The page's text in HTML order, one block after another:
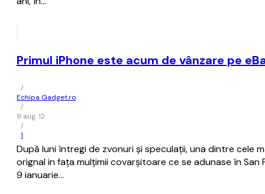
Primul iPhone este acum de vânzare pe
/
Echipa Gadget.ro
/
9 aug. 12
/
1
După luni întregi de zvonuri și speculații, una dintre cele
orignal in fața mulțimii covarșitoare ce se adunase în
9 ianuarie…